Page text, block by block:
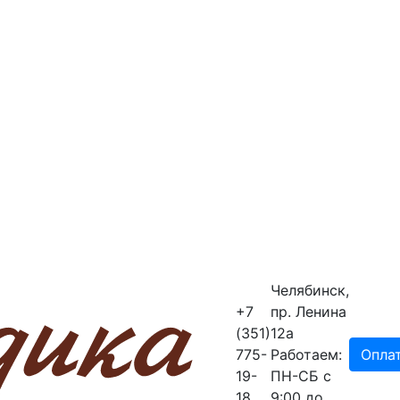
+7
(351)
775-
19-
Челябинск,
пр. Ленина
12a
Работаем:
ПН-СБ с